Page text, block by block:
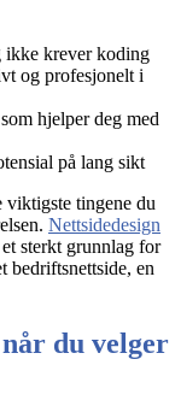
ikke krever koding
og profesjonelt i
hjelper deg med
på lang sikt
tingene du
Nettsidedesign
sterkt grunnlag for
bedriftsnettside, en
du velger